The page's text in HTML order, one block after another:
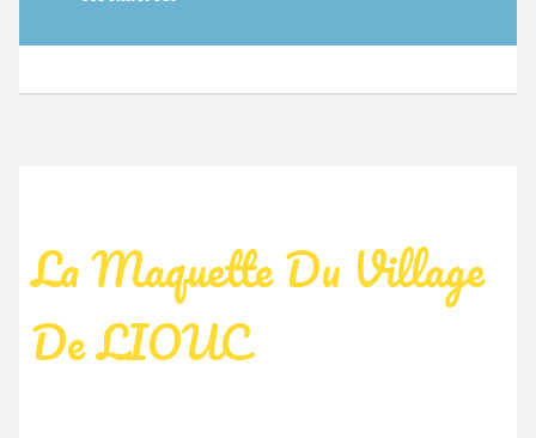
La Maquette Du Village
De LIOUC